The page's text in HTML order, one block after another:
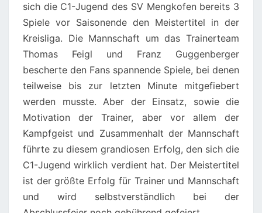
sich die C1-Jugend des SV Mengkofen bereits 3
Spiele vor Saisonende den Meistertitel in der
Kreisliga. Die Mannschaft um das Trainerteam
Thomas Feigl und Franz Guggenberger
bescherte den Fans spannende Spiele, bei denen
teilweise bis zur letzten Minute mitgefiebert
werden musste. Aber der Einsatz, sowie die
Motivation der Trainer, aber vor allem der
Kampfgeist und Zusammenhalt der Mannschaft
führte zu diesem grandiosen Erfolg, den sich die
C1-Jugend wirklich verdient hat. Der Meistertitel
ist der größte Erfolg für Trainer und Mannschaft
und wird selbstverständlich bei der